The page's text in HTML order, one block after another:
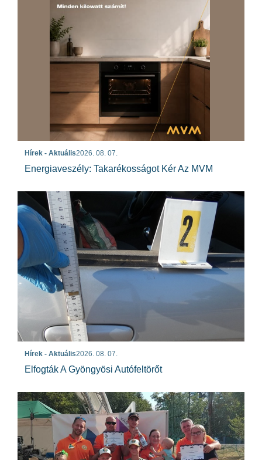
Hírek - Aktuális2026. 08. 07.
Energiaveszély: Takarékosságot Kér Az MVM
Hírek - Aktuális2026. 08. 07.
Elfogták A Gyöngyösi Autófeltörőt